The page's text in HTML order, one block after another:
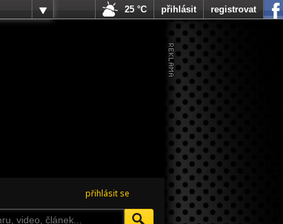
přihlásit se
25 °C přihlásit registrovat